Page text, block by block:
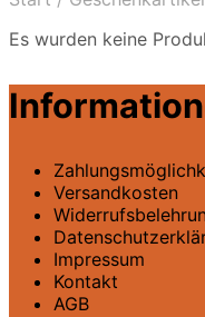
Es wurden keine
Versandkosten
Impressum
Kontakt
AGB